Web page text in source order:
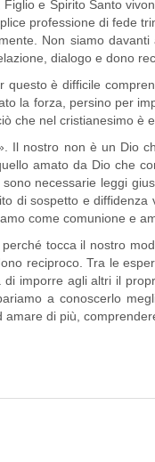
e Spirito Santo
professione di fede
Non siamo
dialogo e dono
questo è difficile
la forza, persino per
che nel cristianesimo è
Il nostro non è un Dio
amato da Dio che
necessarie leggi
di sospetto e
come comunione e
tocca il nostro
reciproco. Tra le
imporre agli altri il
a conoscerlo
di più,